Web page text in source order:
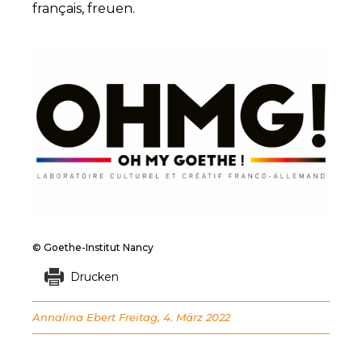
français, freuen.
© Goethe-Institut Nancy
Drucken
Annalina Ebert Freitag, 4. März 2022